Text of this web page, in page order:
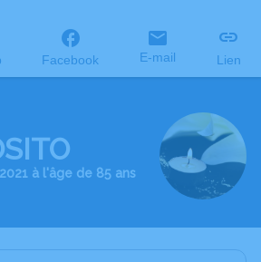
Facebook E-mail Lien
à l'âge de 85 ans